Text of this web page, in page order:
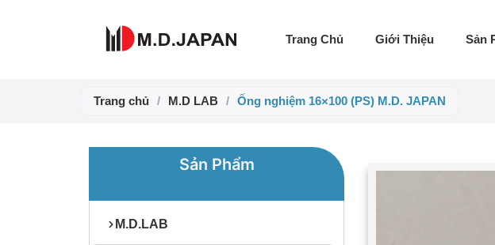
Trang Chủ Giới Thiệu Sản
Trang chủ / M.D LAB / Ống nghiệm 16×100 (PS) M.D. JAPAN
Sản Phẩm
M.D.LAB